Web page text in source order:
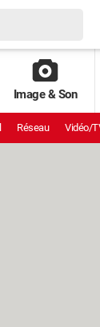
Image & Son
Réseau Vidéo/